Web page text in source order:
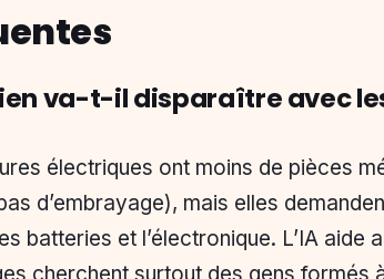
va-t-il disparaître avec
électriques ont moins de pièces
d’embrayage), mais elles
batteries et l’électronique. L’IA aide